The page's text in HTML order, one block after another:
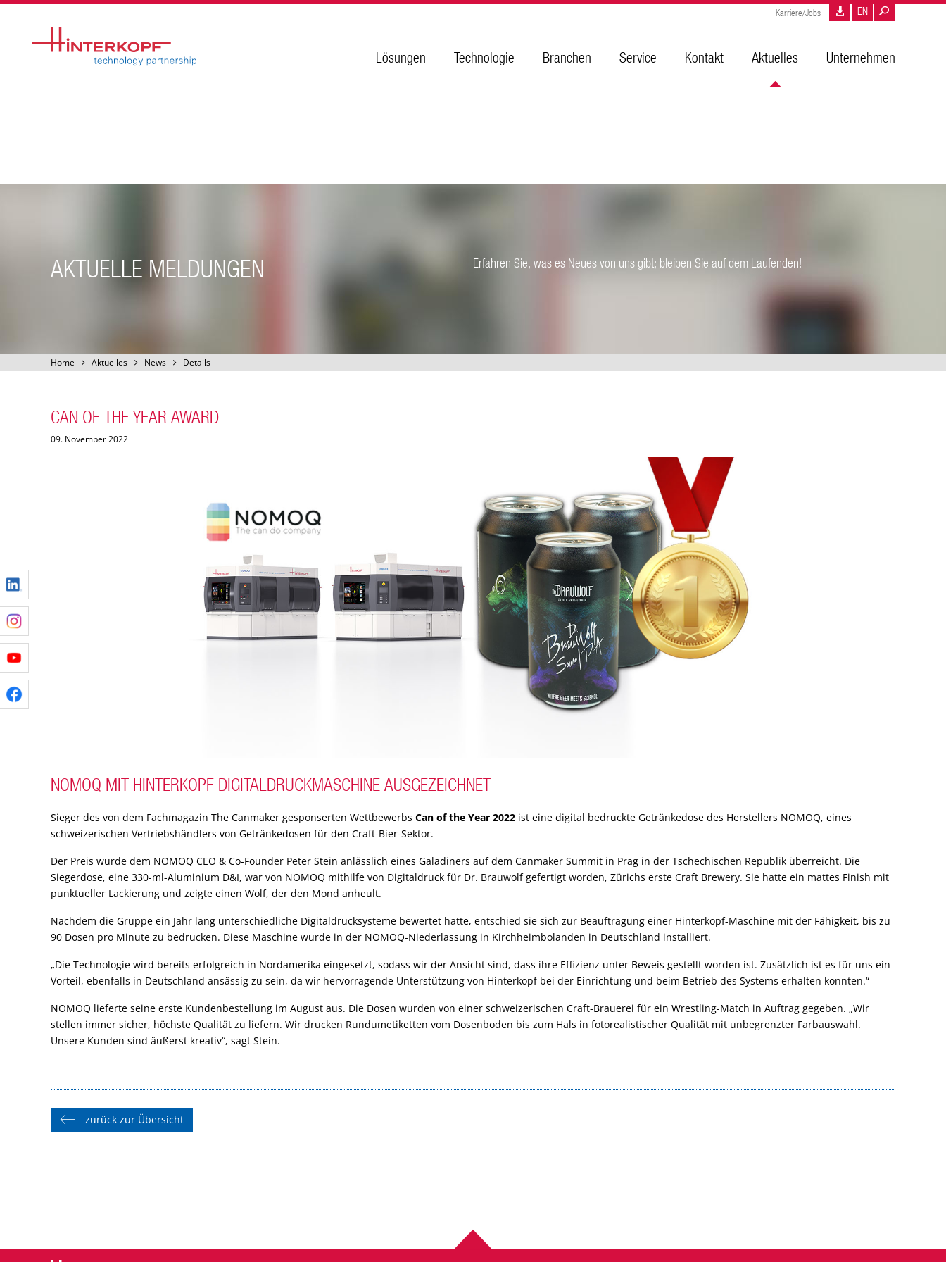
Lösungen Technologie Branchen Service Kontakt Aktuelles Unternehmen
Karriere/Jobs EN
AKTUELLE MELDUNGEN Erfahren Sie, was es Neues von uns gibt; bleiben Sie auf dem Laufenden!
Home Aktuelles News Details
CAN OF THE YEAR AWARD
09. November 2022
NOMOQ MIT HINTERKOPF DIGITALDRUCKMASCHINE AUSGEZEICHNET
Sieger des von dem Fachmagazin The Canmaker gesponserten Wettbewerbs Can of the Year 2022 ist eine digital bedruckte Getränkedose des Herstellers NOMOQ, eines
schweizerischen Vertriebshändlers von Getränkedosen für den Craft-Bier-Sektor.
Der Preis wurde dem NOMOQ CEO & Co-Founder Peter Stein anlässlich eines Galadiners auf dem Canmaker Summit in Prag in der Tschechischen Republik überreicht. Die
Siegerdose, eine 330-ml-Aluminium D&I, war von NOMOQ mithilfe von Digitaldruck für Dr. Brauwolf gefertigt worden, Zürichs erste Craft Brewery. Sie hatte ein mattes Finish mit
punktueller Lackierung und zeigte einen Wolf, der den Mond anheult.
Nachdem die Gruppe ein Jahr lang unterschiedliche Digitaldrucksysteme bewertet hatte, entschied sie sich zur Beauftragung einer Hinterkopf-Maschine mit der Fähigkeit, bis zu
90 Dosen pro Minute zu bedrucken. Diese Maschine wurde in der NOMOQ-Niederlassung in Kirchheimbolanden in Deutschland installiert.
„Die Technologie wird bereits erfolgreich in Nordamerika eingesetzt, sodass wir der Ansicht sind, dass ihre Effizienz unter Beweis gestellt worden ist. Zusätzlich ist es für uns ein
Vorteil, ebenfalls in Deutschland ansässig zu sein, da wir hervorragende Unterstützung von Hinterkopf bei der Einrichtung und beim Betrieb des Systems erhalten konnten.“
NOMOQ lieferte seine erste Kundenbestellung im August aus. Die Dosen wurden von einer schweizerischen Craft-Brauerei für ein Wrestling-Match in Auftrag gegeben. „Wir
stellen immer sicher, höchste Qualität zu liefern. Wir drucken Rundumetiketten vom Dosenboden bis zum Hals in fotorealistischer Qualität mit unbegrenzter Farbauswahl.
Unsere Kunden sind äußerst kreativ“, sagt Stein.
zurück zur Übersicht